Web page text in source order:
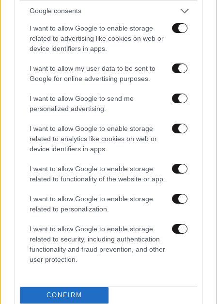
Google consents
I want to allow Google to enable storage
related to advertising like cookies on web or
device identifiers in apps.
I want to allow my user data to be sent to
Google for online advertising purposes.
I want to allow Google to send me
personalized advertising.
I want to allow Google to enable storage
related to analytics like cookies on web or
device identifiers in apps.
I want to allow Google to enable storage
related to functionality of the website or app.
I want to allow Google to enable storage
related to personalization.
I want to allow Google to enable storage
related to security, including authentication
functionality and fraud prevention, and other
user protection.
CONFIRM
Xαρακτήρες: 0/1000
Διαβάστε και ακολουθήστε τους κανόνες σχολιασμού
ΠΡΟΣΘΗΚΗ
PanFot 02·08·2020 13:56
Όλα θετικά. Κανένα αρνητικό για την χώρα μας από
τον αρθρογράφο. Μπράβο του. Ξέρει να γράφει.
Απαντήστε